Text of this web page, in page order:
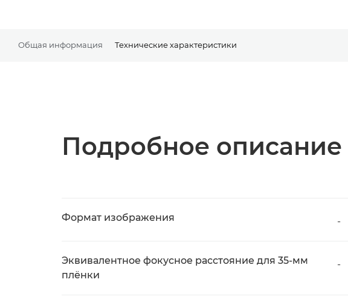
Общая информация Технические характеристики
Подробное описание
Формат изображения -
Эквивалентное фокусное расстояние для 35-мм
плёнки
-